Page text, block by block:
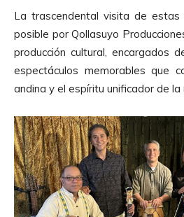
La trascendental visita de estas
posible por Qollasuyo
producción cultural, encargados
espectáculos memorables que
andina y el espíritu unificador de la